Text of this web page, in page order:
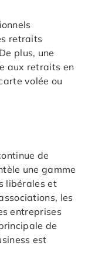
retraits
plus, une
aux retraits en
volée ou
de
une gamme
libérales et
les
entreprises
de
est